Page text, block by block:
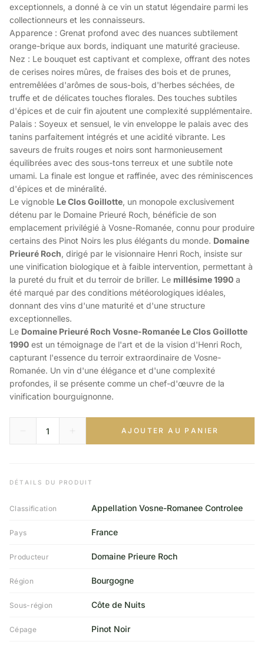
exceptionnels, a donné à ce vin un statut légendaire parmi les
collectionneurs et les connaisseurs.
Apparence : Grenat profond avec des nuances subtilement
orange-brique aux bords, indiquant une maturité gracieuse.
Nez : Le bouquet est captivant et complexe, offrant des notes
de cerises noires mûres, de fraises des bois et de prunes,
entremêlées d'arômes de sous-bois, d'herbes séchées, de
truffe et de délicates touches florales. Des touches subtiles
d'épices et de cuir fin ajoutent une complexité supplémentaire.
Palais : Soyeux et sensuel, le vin enveloppe le palais avec des
tanins parfaitement intégrés et une acidité vibrante. Les
saveurs de fruits rouges et noirs sont harmonieusement
équilibrées avec des sous-tons terreux et une subtile note
umami. La finale est longue et raffinée, avec des réminiscences
d'épices et de minéralité.
Le vignoble Le Clos Goillotte, un monopole exclusivement
détenu par le Domaine Prieuré Roch, bénéficie de son
emplacement privilégié à Vosne-Romanée, connu pour produire
certains des Pinot Noirs les plus élégants du monde. Domaine
Prieuré Roch, dirigé par le visionnaire Henri Roch, insiste sur
une vinification biologique et à faible intervention, permettant à
la pureté du fruit et du terroir de briller. Le millésime 1990 a
été marqué par des conditions météorologiques idéales,
donnant des vins d'une maturité et d'une structure
exceptionnelles.
Le Domaine Prieuré Roch Vosne-Romanée Le Clos Goillotte
1990 est un témoignage de l'art et de la vision d'Henri Roch,
capturant l'essence du terroir extraordinaire de Vosne-
Romanée. Un vin d'une élégance et d'une complexité
profondes, il se présente comme un chef-d'œuvre de la
vinification bourguignonne.
AJOUTER AU PANIER
DÉTAILS DU PRODUIT
Classification Appellation Vosne-Romanee Controlee
Pays France
Producteur Domaine Prieure Roch
Région Bourgogne
Sous-région Côte de Nuits
Cépage Pinot Noir